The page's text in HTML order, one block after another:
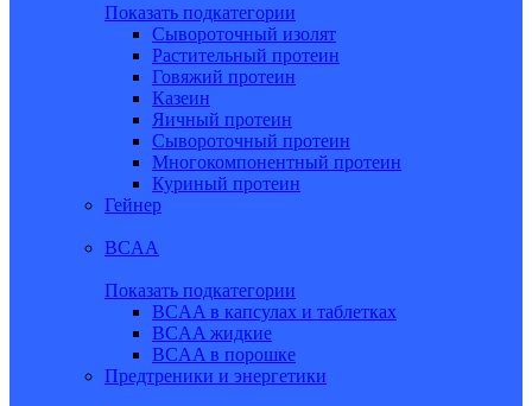
Показать подкатегории
Сывороточный изолят
Растительный протеин
Говяжий протеин
Казеин
Яичный протеин
Сывороточный протеин
Многокомпонентный протеин
Куриный протеин
Гейнер
BCAA
Показать подкатегории
BCAA в капсулах и таблетках
BCAA жидкие
BCAA в порошке
Предтреники и энергетики